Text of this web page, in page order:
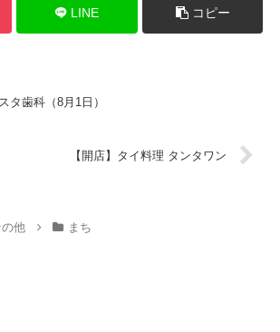
LINE コピー
タ歯科（8月1日）
【開店】タイ料理 タンタワン
の他 まち